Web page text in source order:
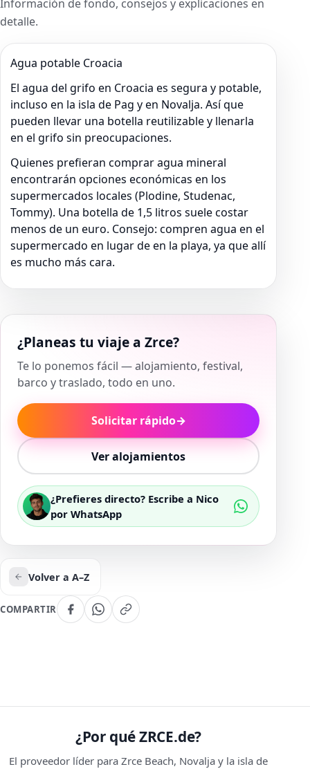
Información de fondo, consejos y explicaciones en
detalle.
Agua potable Croacia
El agua del grifo en Croacia es segura y potable,
incluso en la isla de Pag y en Novalja. Así que
pueden llevar una botella reutilizable y llenarla
en el grifo sin preocupaciones.
Quienes prefieran comprar agua mineral
encontrarán opciones económicas en los
supermercados locales (Plodine, Studenac,
Tommy). Una botella de 1,5 litros suele costar
menos de un euro. Consejo: compren agua en el
supermercado en lugar de en la playa, ya que allí
es mucho más cara.
¿Planeas tu viaje a Zrce?
Te lo ponemos fácil — alojamiento, festival,
barco y traslado, todo en uno.
Solicitar rápido→
Ver alojamientos
¿Prefieres directo? Escribe a Nico
por WhatsApp
Volver a A–Z
COMPARTIR
¿Por qué ZRCE.de?
El proveedor líder para Zrce Beach, Novalja y la isla de